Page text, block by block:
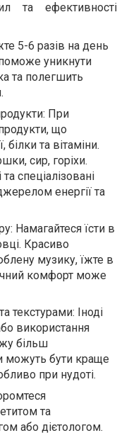
та ефективності
5-6 разів на день
уникнути
та полегшить
При
що
білки та вітаміни.
сир, горіхи.
спеціалізовані
енергії та
Намагайтеся їсти в
Красиво
музику, їжте в
комфорт може
текстурами: Іноді
використання
більш
можуть бути краще
при нудоті.
та
або дієтологом.